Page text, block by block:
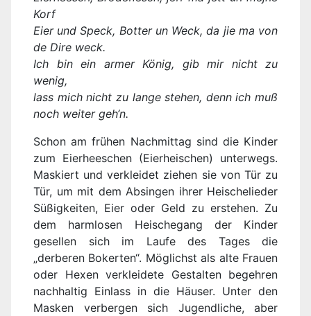
Korf
Eier und Speck, Botter un Weck, da jie ma von
de Dire weck.
Ich bin ein armer König, gib mir nicht zu
wenig,
lass mich nicht zu lange stehen, denn ich muß
noch weiter geh‘n.
Schon am frühen Nachmittag sind die Kinder
zum Eierheeschen (Eierheischen) unterwegs.
Maskiert und verkleidet ziehen sie von Tür zu
Tür, um mit dem Absingen ihrer Heischelieder
Süßigkeiten, Eier oder Geld zu erstehen. Zu
dem harmlosen Heischegang der Kinder
gesellen sich im Laufe des Tages die
„derberen Bokerten“. Möglichst als alte Frauen
oder Hexen verkleidete Gestalten begehren
nachhaltig Einlass in die Häuser. Unter den
Masken verbergen sich Jugendliche, aber